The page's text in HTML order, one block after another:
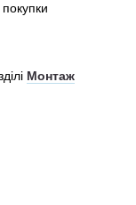
Монтаж